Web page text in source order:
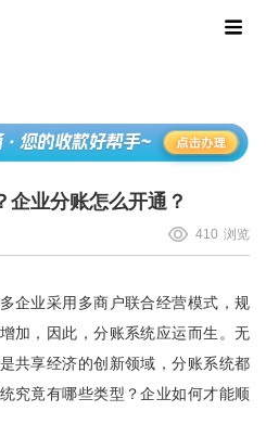
企业分账怎么开通？
410 浏览
企业采用多商户联合经营模式，规
加，因此，分账系统应运而生。无
共享经济的创新领域，分账系统都
究竟有哪些类型？企业如何才能顺